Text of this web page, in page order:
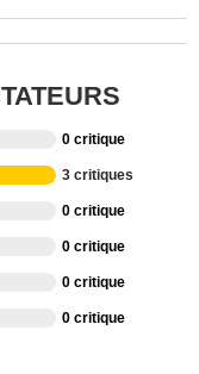
0 critique
3 critiques
0 critique
0 critique
0 critique
0 critique